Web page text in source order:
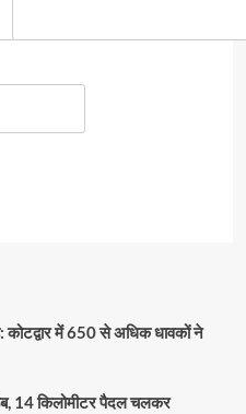
कोटद्वार में 650 से अधिक धावकों ने
14 किलोमीटर पैदल चलकर